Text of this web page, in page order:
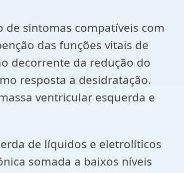
de sintomas compatíveis com
das funções vitais de
decorrente da redução do
resposta a desidratação.
ventricular esquerda e
de líquidos e eletrolíticos
somada a baixos níveis